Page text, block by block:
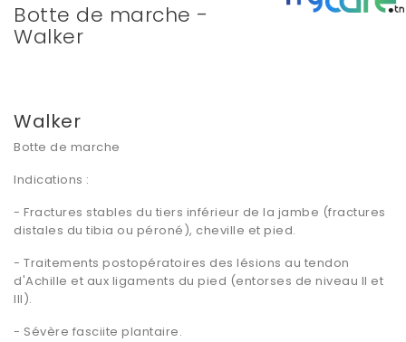
Botte de marche -
Walker
Walker
Botte de marche
Indications :
- Fractures stables du tiers inférieur de la jambe (fractures
distales du tibia ou péroné), cheville et pied.
- Traitements postopératoires des lésions au tendon
d'Achille et aux ligaments du pied (entorses de niveau II et
III).
- Sévère fasciite plantaire.